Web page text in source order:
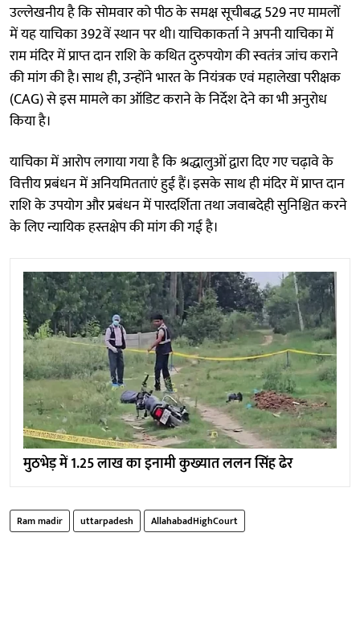
उल्लेखनीय है कि सोमवार को पीठ के समक्ष सूचीबद्ध 529 नए मामलों
में यह याचिका 392वें स्थान पर थी। याचिकाकर्ता ने अपनी याचिका में
राम मंदिर में प्राप्त दान राशि के कथित दुरुपयोग की स्वतंत्र जांच कराने
की मांग की है। साथ ही, उन्होंने भारत के नियंत्रक एवं महालेखा परीक्षक
(CAG) से इस मामले का ऑडिट कराने के निर्देश देने का भी अनुरोध
किया है।
याचिका में आरोप लगाया गया है कि श्रद्धालुओं द्वारा दिए गए चढ़ावे के
वित्तीय प्रबंधन में अनियमितताएं हुई हैं। इसके साथ ही मंदिर में प्राप्त दान
राशि के उपयोग और प्रबंधन में पारदर्शिता तथा जवाबदेही सुनिश्चित करने
के लिए न्यायिक हस्तक्षेप की मांग की गई है।
मुठभेड़ में 1.25 लाख का इनामी कुख्यात ललन सिंह ढेर
Ram madir uttarpadesh AllahabadHighCourt